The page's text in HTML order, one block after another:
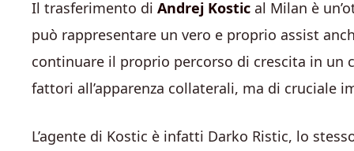
Il trasferimento di Andrej Kostic al Milan è
può rappresentare un vero e proprio assist
continuare il proprio percorso di crescita in un
fattori all’apparenza collaterali, ma di cruciale
L’agente di Kostic è infatti Darko Ristic, lo